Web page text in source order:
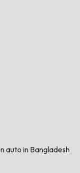
auto in Bangladesh